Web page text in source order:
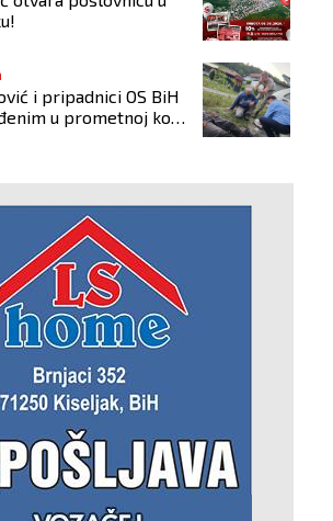
i pripadnici OS BiH
u prometnoj kod